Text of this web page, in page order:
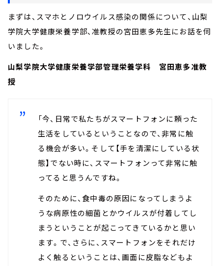
まずは、スマホとノロウイルス感染の関係について、山梨
学院大学健康栄養学部、准教授の宮田恵多先生にお話を伺
いました。
山梨学院大学健康栄養学部管理栄養学科 宮田恵多准教
授
「今、日常で私たちがスマートフォンに頼った
生活をしているということなので、非常に触
る機会が多い。そして【手を清潔にしている状
態】でない時に、スマートフォンって非常に触
ってると思うんですね。
そのために、食中毒の原因になってしまうよ
うな病原性の細菌とかウイルスが付着してし
まうということが起こってきているかと思い
ます。で、さらに、スマートフォンをそれだけ
よく触るということは、画面に皮脂などもよ